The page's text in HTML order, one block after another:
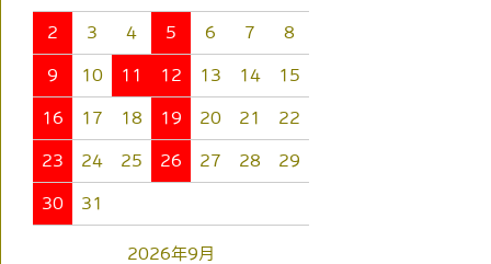
2 3 4 5 6 7 8
9 10 11 12 13 14 15
16 17 18 19 20 21 22
23 24 25 26 27 28 29
30 31
2026年9月